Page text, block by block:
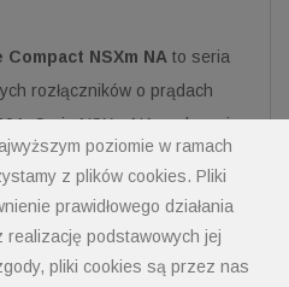
poziomie w ramach
z plików cookies. Pliki
prawidłowego działania
podstawowych jej
pliki cookies są przez nas
NSXm NA to seria
rozłączników o prądach
Seria NSXm NA zachowuje
parametrów
gabarycie. Wyłączniki,
mogą być wyposażone w
wzrostowe,